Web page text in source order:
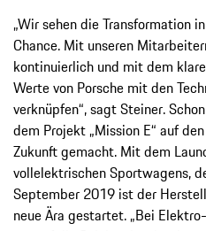
„Wir sehen die Transformation
Chance. Mit unseren
kontinuierlich und mit dem
Werte von Porsche mit den
verknüpfen“, sagt Steiner.
dem Projekt „Mission E“ auf
Zukunft gemacht. Mit dem
vollelektrischen Sportwagens,
September 2019 ist der
neue Ära gestartet. „Bei